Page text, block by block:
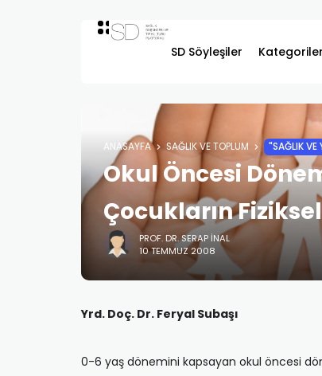
SD Söyleşiler Kategoriler
ANASAYFA SAĞLIK VE TOPLUM "SAĞLIK VE
Okul Öncesi
Çocukların
PROF. DR. SERAP İNAL
10 TEMMUZ 2008
Yrd. Doç. Dr. Feryal Subaşı
0-6 yaş dönemini kapsayan okul öncesi